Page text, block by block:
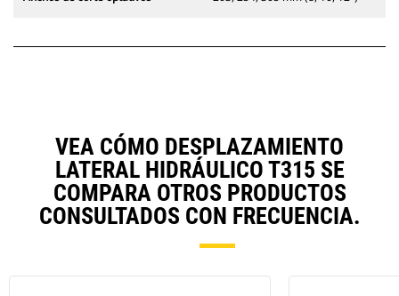
VEA CÓMO DESPLAZAMIENTO
LATERAL HIDRÁULICO T315 SE
COMPARA OTROS PRODUCTOS
CONSULTADOS CON FRECUENCIA.